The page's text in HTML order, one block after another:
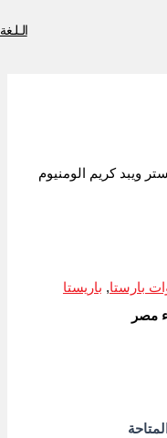
الـلـغة
ويبد كريم الومنيوم
بارستا, باريستا
مصر